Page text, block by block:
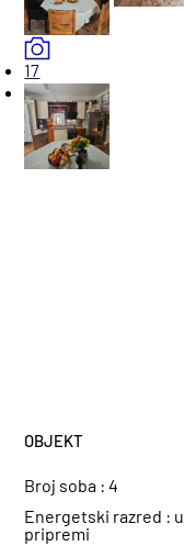
17
OBJEKT
Broj soba :4
Energetski razred : u
pripremi